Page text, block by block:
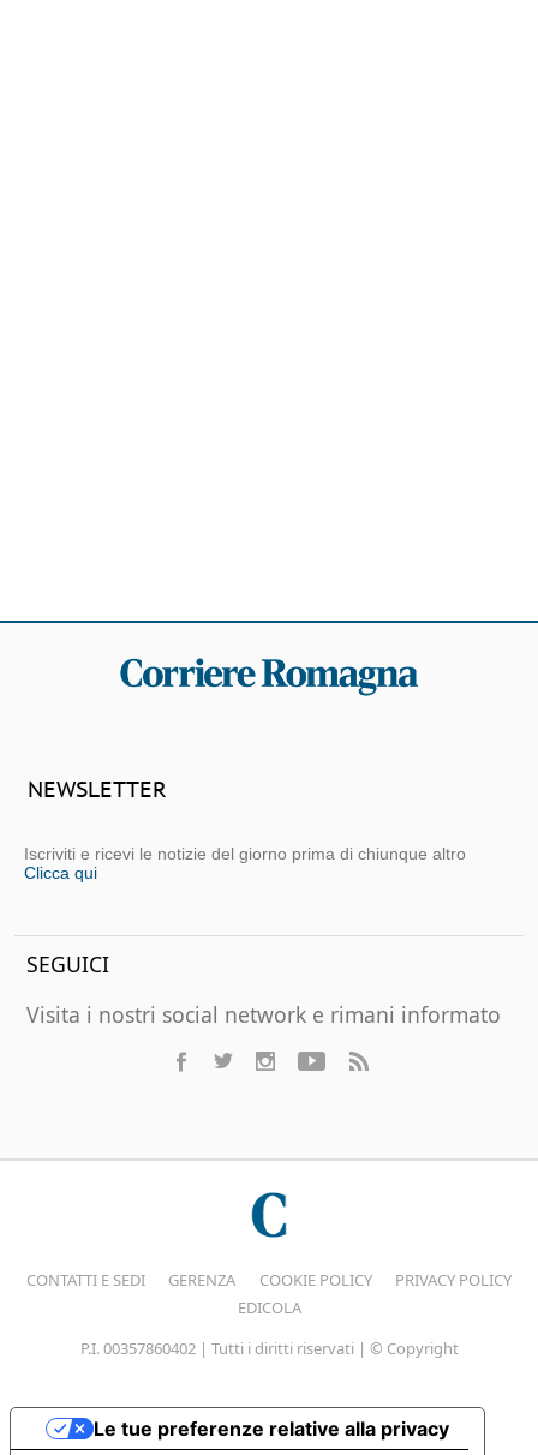
NEWSLETTER
Iscriviti e ricevi le notizie del giorno prima di chiunque altro
Clicca qui
SEGUICI
Visita i nostri social network e rimani informato
CONTATTI E SEDI GERENZA COOKIE POLICY
PRIVACY POLICY
EDICOLA
P.I. 00357860402 | Tutti i diritti riservati | © Copyright
Le tue preferenze relative alla privacy